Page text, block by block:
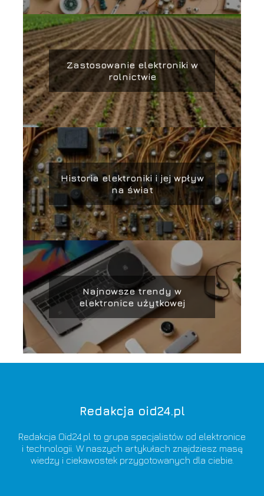
Zastosowanie elektroniki w
rolnictwie
Historia elektroniki i jej wpływ
na świat
Najnowsze trendy w
elektronice użytkowej
Redakcja oid24.pl
Redakcja Oid24.pl to grupa specjalistów od elektronice
i technologii. W naszych artykułach znajdziesz masę
wiedzy i ciekawostek przygotowanych dla ciebie.